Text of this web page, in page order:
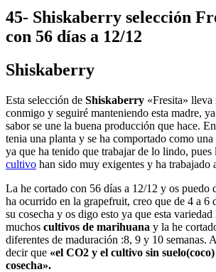
45- Shiskaberry selección
con 56 días a 12/12
Shiskaberry
Esta selección de Shiskaberry «Fresita» lleva
conmigo y seguiré manteniendo esta madre,
sabor se une la buena producción que hace.
tenia una planta y se ha comportado como una
ya que ha tenido que trabajar de lo lindo, pues
cultivo han sido muy exigentes y ha trabajado
La he cortado con 56 días a 12/12 y os puedo
ha ocurrido en la grapefruit, creo que de 4 a 6
su cosecha y os digo esto ya que esta
muchos cultivos de marihuana y la he
diferentes de maduración :8, 9 y 10 semanas.
decir que «el CO2 y el cultivo sin
cosecha».